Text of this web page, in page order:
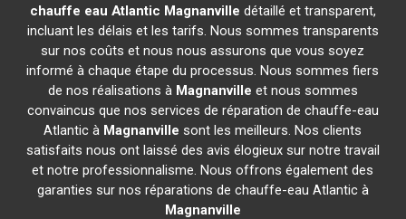
chauffe eau Atlantic Magnanville détaillé et transparent,
incluant les délais et les tarifs. Nous sommes transparents
sur nos coûts et nous nous assurons que vous soyez
informé à chaque étape du processus. Nous sommes fiers
de nos réalisations à Magnanville et nous sommes
convaincus que nos services de réparation de chauffe-eau
Atlantic à Magnanville sont les meilleurs. Nos clients
satisfaits nous ont laissé des avis élogieux sur notre travail
et notre professionnalisme. Nous offrons également des
garanties sur nos réparations de chauffe-eau Atlantic à
Magnanville